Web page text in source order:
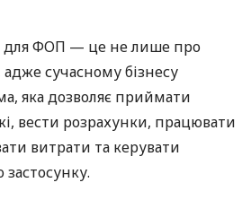
для ФОП — це не лише про
сучасному бізнесу
яка дозволяє приймати
вести розрахунки, працювати
витрати та керувати